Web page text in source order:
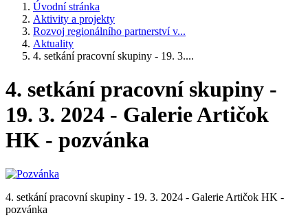
Úvodní stránka
Aktivity a projekty
Rozvoj regionálního partnerství v...
Aktuality
4. setkání pracovní skupiny - 19. 3....
4. setkání pracovní skupiny -
19. 3. 2024 - Galerie Artičok
HK - pozvánka
4. setkání pracovní skupiny - 19. 3. 2024 - Galerie Artičok HK -
pozvánka